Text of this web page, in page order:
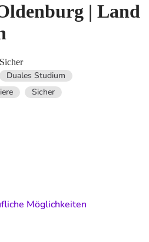
| Land
Duales Studium
Sicher
Möglichkeiten